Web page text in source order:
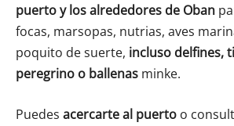
puerto y los alrededores de Oban
focas, marsopas, nutrias, aves
poquito de suerte, incluso delfines,
peregrino o ballenas minke.
Puedes acercarte al puerto o